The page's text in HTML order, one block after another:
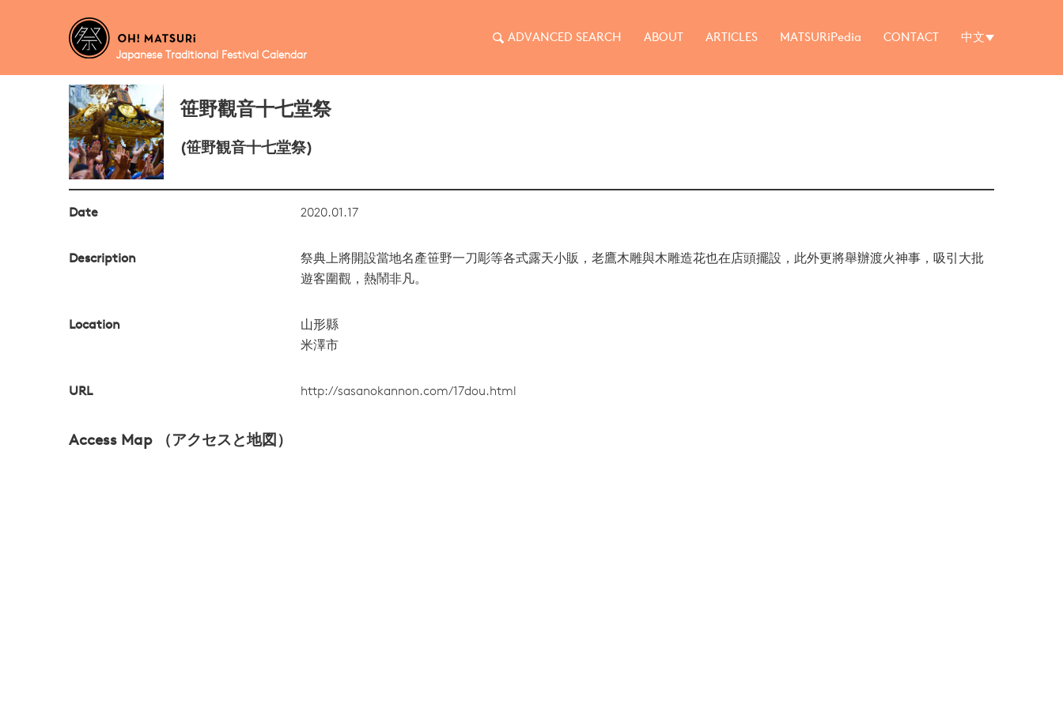
Japanese Traditional Festival Calendar
ADVANCED SEARCH ABOUT ARTICLES MATSURiPedia CONTACT 中文
笹野觀音十七堂祭
(笹野観音十七堂祭)
Date 2020.01.17
Description
祭典上將開設當地名產笹野一刀彫等各式露天小販，老鷹木雕與木雕造花也在店頭擺設，此外更將舉辦渡火神事，吸引大批
遊客圍觀，熱鬧非凡。
Location
山形縣
米澤市
URL http://sasanokannon.com/17dou.html
Access Map （アクセスと地図）